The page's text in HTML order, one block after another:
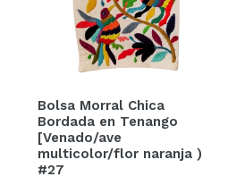
Bolsa Morral Chica
Bordada en Tenango
[Venado/ave
multicolor/flor naranja )
#27